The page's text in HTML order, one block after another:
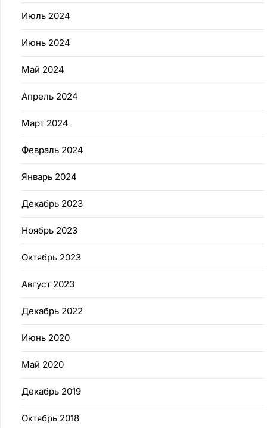
Июль 2024
Июнь 2024
Май 2024
Апрель 2024
Март 2024
Февраль 2024
Январь 2024
Декабрь 2023
Ноябрь 2023
Октябрь 2023
Август 2023
Декабрь 2022
Июнь 2020
Май 2020
Декабрь 2019
Октябрь 2018